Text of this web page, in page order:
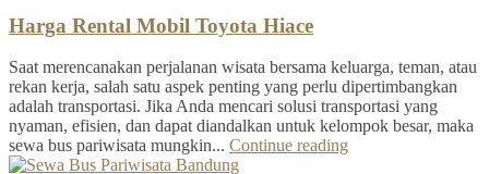
Harga Rental Mobil Toyota Hiace
Saat merencanakan perjalanan wisata bersama keluarga, teman, atau
rekan kerja, salah satu aspek penting yang perlu dipertimbangkan
adalah transportasi. Jika Anda mencari solusi transportasi yang
nyaman, efisien, dan dapat diandalkan untuk kelompok besar, maka
sewa bus pariwisata mungkin... Continue reading